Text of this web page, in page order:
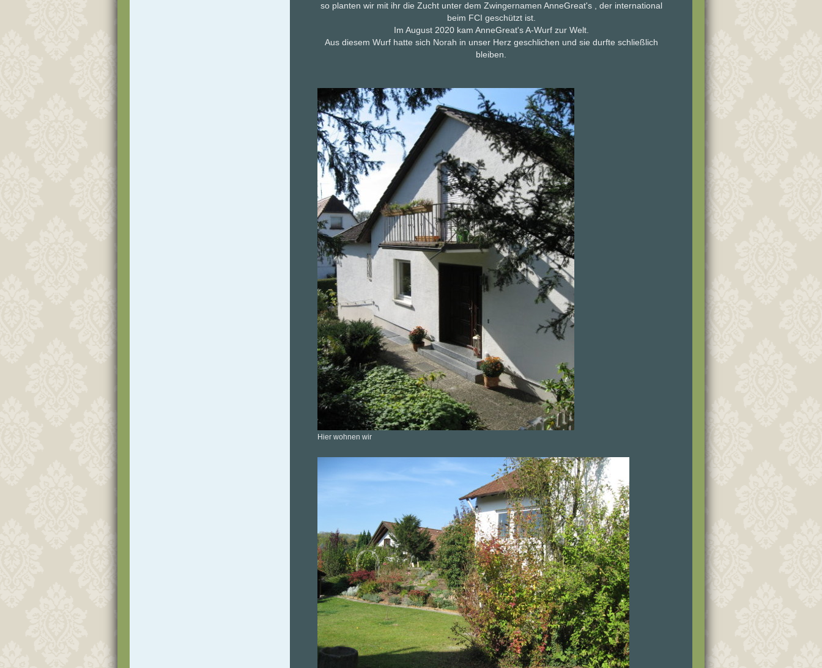
so planten wir mit ihr die Zucht unter dem Zwingernamen AnneGreat's , der international
beim FCI geschützt ist.
Im August 2020 kam AnneGreat's A-Wurf zur Welt.
Aus diesem Wurf hatte sich Norah in unser Herz geschlichen und sie durfte schließlich
bleiben.
Hier wohnen wir